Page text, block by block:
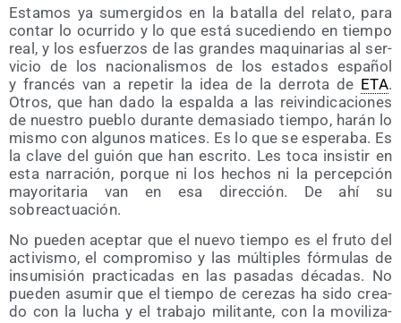
Esta­mos ya sumer­gi­dos en la bata­lla del rela­to, para
con­tar lo ocu­rri­do y lo que está suce­dien­do en tiem­po
real, y los esfuer­zos de las gran­des maqui­na­rias al ser­
vi­cio de los nacio­na­lis­mos de los esta­dos espa­ñol
y fran­cés van a repe­tir la idea de la derro­ta de ETA.
Otros, que han dado la espal­da a las rei­vin­di­ca­cio­nes
de nues­tro pue­blo duran­te dema­sia­do tiem­po, harán lo
mis­mo con algu­nos mati­ces. Es lo que se espe­ra­ba. Es
la cla­ve del guión que han escri­to. Les toca insis­tir en
esta narra­ción, por­que ni los hechos ni la per­cep­ción
mayo­ri­ta­ria van en esa direc­ción. De ahí su
sobreactuación.
No pue­den acep­tar que el nue­vo tiem­po es el fru­to del
acti­vis­mo, el com­pro­mi­so y las múl­ti­ples fór­mu­las de
insu­mi­sión prac­ti­ca­das en las pasa­das déca­das. No
pue­den asu­mir que el tiem­po de cere­zas ha sido crea­
do con la lucha y el tra­ba­jo mili­tan­te, con la movi­li­za­